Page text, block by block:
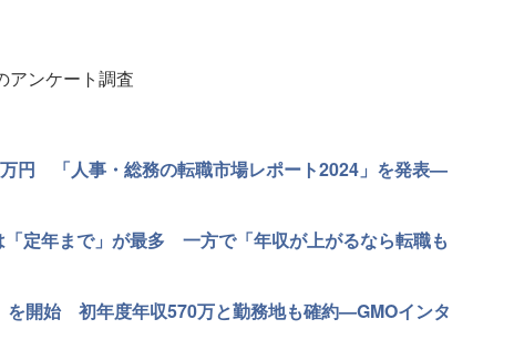
アンケート調査
円 「人事・総務の転職市場レポート2024」を発表—
定年まで」が最多 一方で「年収が上がるなら転職も
を開始 初年度年収570万と勤務地も確約—GMOインタ